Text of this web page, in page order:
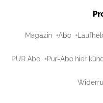
Magazin Abo
PUR Abo Pur-Abo hier